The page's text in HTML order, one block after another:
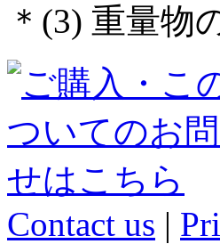
＊(3) 重量物
Contact us |